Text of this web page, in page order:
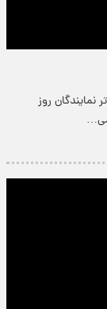
روز